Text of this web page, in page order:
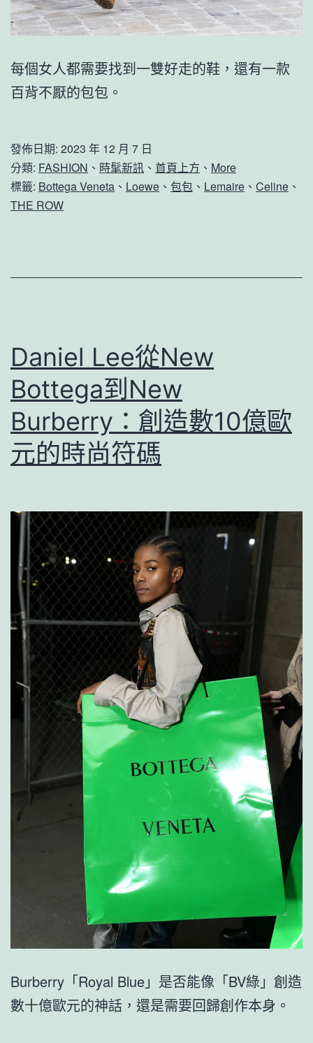
每個女人都需要找到一雙好走的鞋，還有一款
百背不厭的包包。
發佈日期: 2023 年 12 月 7 日
分類: FASHION 、 時髦新訊 、 首頁上方 、 More
標籤: Bottega Veneta 、 Loewe 、 包包 、 Lemaire 、 Celine 、
THE ROW
Daniel Lee從New
Bottega到New
Burberry：創造數10億歐
元的時尚符碼
Burberry「Royal Blue」是否能像「BV綠」創造
數十億歐元的神話，還是需要回歸創作本身。